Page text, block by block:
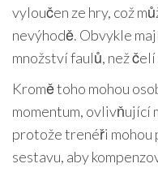
vyloučen ze hry, což
nevýhodě. Obvykle
množství faulů, než
Kromě toho mohou
momentum, ovlivňující
protože trenéři
sestavu, aby